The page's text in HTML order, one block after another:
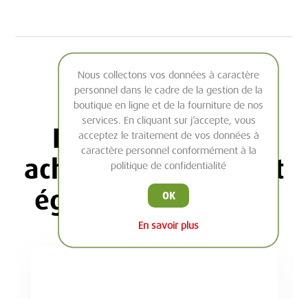
Les clients ayant
acheté cet article ont
également acheté :
Nous collectons vos données à caractère
personnel dans le cadre de la gestion de la
boutique en ligne et de la fourniture de nos
services. En cliquant sur j’accepte, vous
acceptez le traitement de vos données à
caractère personnel conformément à la
politique de confidentialité
OK
En savoir plus